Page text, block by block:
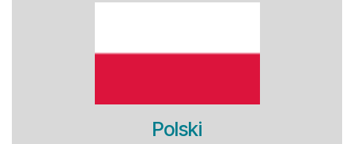
Polski